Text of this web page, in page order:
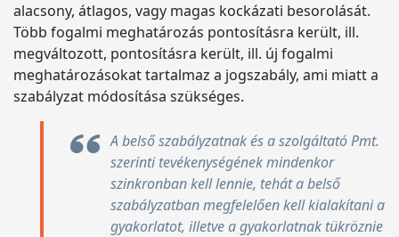
alacsony, átlagos, vagy magas kockázati besorolását.
Több fogalmi meghatározás pontosításra került, ill.
megváltozott, pontosításra került, ill. új fogalmi
meghatározásokat tartalmaz a jogszabály, ami miatt a
szabályzat módosítása szükséges.
A belső szabályzatnak és a szolgáltató Pmt.
szerinti tevékenységének mindenkor
szinkronban kell lennie, tehát a belső
szabályzatban megfelelően kell kialakítani a
gyakorlatot, illetve a gyakorlatnak tükröznie